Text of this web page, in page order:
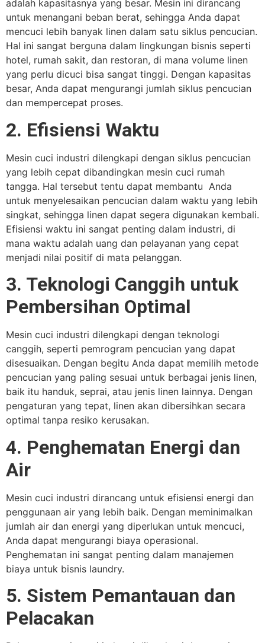
adalah kapasitasnya yang besar. Mesin ini dirancang
untuk menangani beban berat, sehingga Anda dapat
mencuci lebih banyak linen dalam satu siklus pencucian.
Hal ini sangat berguna dalam lingkungan bisnis seperti
hotel, rumah sakit, dan restoran, di mana volume linen
yang perlu dicuci bisa sangat tinggi. Dengan kapasitas
besar, Anda dapat mengurangi jumlah siklus pencucian
dan mempercepat proses.
2. Efisiensi Waktu
Mesin cuci industri dilengkapi dengan siklus pencucian
yang lebih cepat dibandingkan mesin cuci rumah
tangga. Hal tersebut tentu dapat membantu Anda
untuk menyelesaikan pencucian dalam waktu yang lebih
singkat, sehingga linen dapat segera digunakan kembali.
Efisiensi waktu ini sangat penting dalam industri, di
mana waktu adalah uang dan pelayanan yang cepat
menjadi nilai positif di mata pelanggan.
3. Teknologi Canggih untuk
Pembersihan Optimal
Mesin cuci industri dilengkapi dengan teknologi
canggih, seperti pemrogram pencucian yang dapat
disesuaikan. Dengan begitu Anda dapat memilih metode
pencucian yang paling sesuai untuk berbagai jenis linen,
baik itu handuk, seprai, atau jenis linen lainnya. Dengan
pengaturan yang tepat, linen akan dibersihkan secara
optimal tanpa resiko kerusakan.
4. Penghematan Energi dan
Air
Mesin cuci industri dirancang untuk efisiensi energi dan
penggunaan air yang lebih baik. Dengan meminimalkan
jumlah air dan energi yang diperlukan untuk mencuci,
Anda dapat mengurangi biaya operasional.
Penghematan ini sangat penting dalam manajemen
biaya untuk bisnis laundry.
5. Sistem Pemantauan dan
Pelacakan